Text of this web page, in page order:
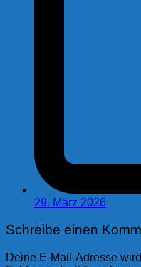
29. März 2026
Schreibe einen
Deine E-Mail-Adresse